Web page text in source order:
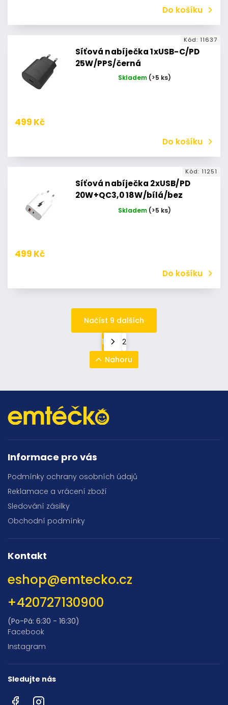
Do košíku
Síťová nabíječka 1xUSB-C/PD
25W/PPS/černá
Skladem (>5 ks)
499 Kč
Do košíku
Kód: 11637
Síťová nabíječka 2xUSB/PD
20W+QC3,0 18W/bílá/bez
Skladem (>5 ks)
499 Kč
Do košíku
Kód: 11251
Načíst 9 dalších
1
2
Nahoru
Informace pro vás
Podmínky ochrany osobních údajů
Reklamace a vrácení zboží
Sledování zásilky
Obchodní podmínky
Kontakt
eshop@emtecko.cz
+420727130900
(Po-Pá: 6:30 - 16:30)
Facebook
Instagram
Sledujte nás
FacebookInstagram